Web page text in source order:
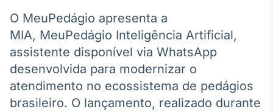
Agro
Tudo sobre o
agronegócio
Broadcast
Político
O MeuPedágio apresenta a
MIA, MeuPedágio Inteligência Artificial,
assistente disponível via WhatsApp
desenvolvida para modernizar o
atendimento no ecossistema de pedágios
brasileiro. O lançamento, realizado durante